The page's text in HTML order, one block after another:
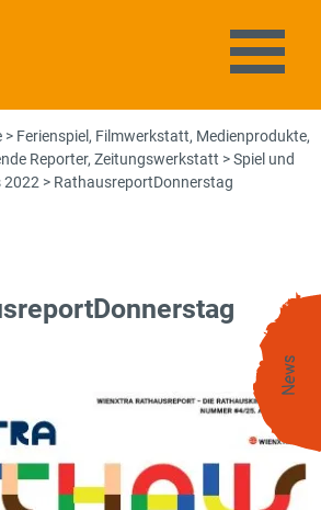
Freunde
News
> Ferienspiel , Filmwerkstatt, Medienprodukte,
Reporter, Zeitungswerkstatt >Spiel und
2022 > RathausreportDonnerstag